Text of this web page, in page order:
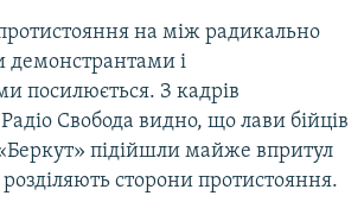
на між радикально
і
посилюється. З кадрів
Радіо Свобода видно, що лави бійців
підійшли майже впритул
розділяють сторони протистояння.